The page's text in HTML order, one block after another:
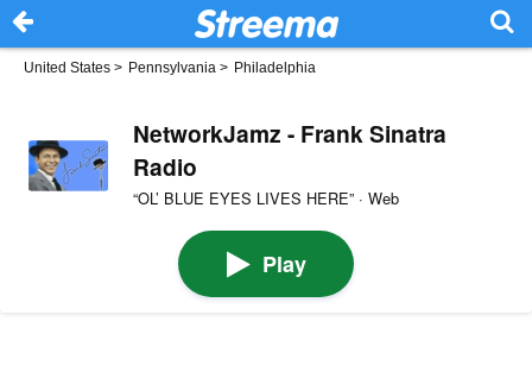
United States > Pennsylvania > Philadelphia
NetworkJamz - Frank Sinatra
Radio
“OL’ BLUE EYES LIVES HERE” · Web
Play